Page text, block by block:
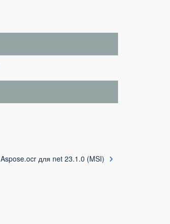
Aspose.ocr для net 23.1.0 (MSI)